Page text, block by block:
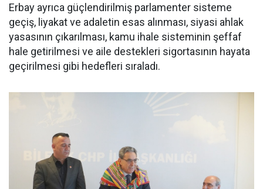
Erbay ayrıca güçlendirilmiş parlamenter sisteme
geçiş, liyakat ve adaletin esas alınması, siyasi ahlak
yasasının çıkarılması, kamu ihale sisteminin şeffaf
hale getirilmesi ve aile destekleri sigortasının hayata
geçirilmesi gibi hedefleri sıraladı.